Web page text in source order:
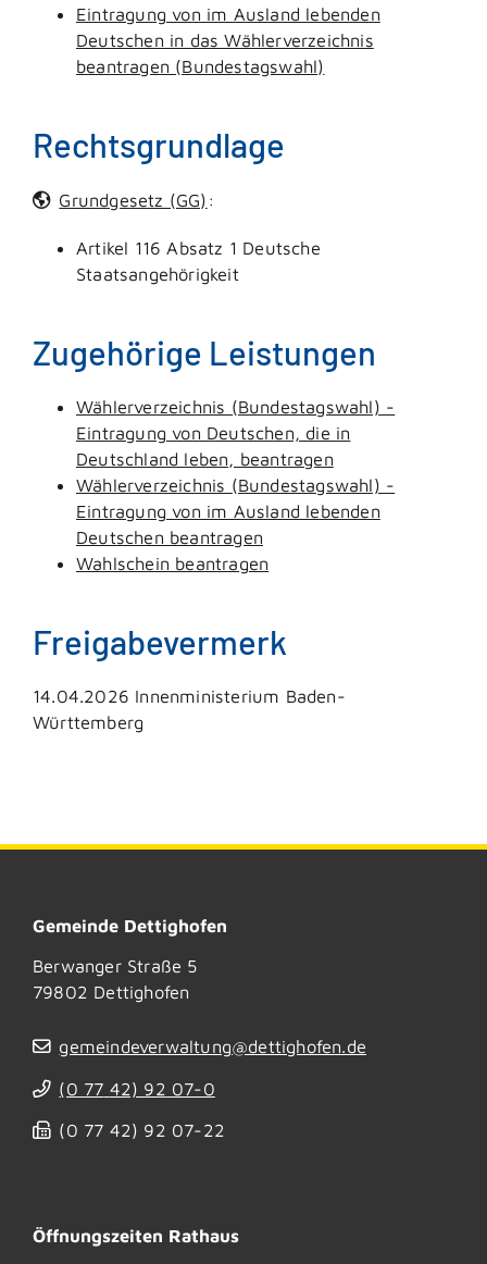
Eintragung von im Ausland lebenden
Deutschen in das Wählerverzeichnis
beantragen (Bundestagswahl)
Rechtsgrundlage
Grundgesetz (GG) :
Artikel 116 Absatz 1 Deutsche
Staatsangehörigkeit
Zugehörige Leistungen
Wählerverzeichnis (Bundestagswahl) -
Eintragung von Deutschen, die in
Deutschland leben, beantragen
Wählerverzeichnis (Bundestagswahl) -
Eintragung von im Ausland lebenden
Deutschen beantragen
Wahlschein beantragen
Freigabevermerk
14.04.2026 Innenministerium Baden-
Württemberg
Gemeinde Dettighofen
Berwanger Straße 5
79802 Dettighofen
gemeindeverwaltung@dettighofen.de
(0 77 42) 92 07-0
(0 77 42) 92 07-22
Öffnungszeiten Rathaus